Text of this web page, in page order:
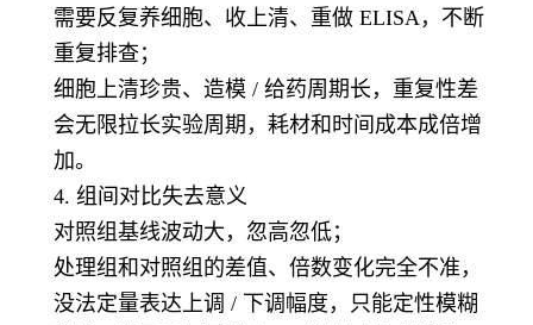
需要反复养细胞、收上清、重做 ELISA，不断
重复排查；
细胞上清珍贵、造模 / 给药周期长，重复性差
会无限拉长实验周期，耗材和时间成本成倍增
加。
4. 组间对比失去意义
对照组基线波动大，忽高忽低；
处理组和对照组的差值、倍数变化完全不准，
没法定量表达上调 / 下调幅度，只能定性模糊